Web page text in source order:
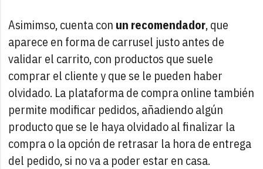
Asimimso, cuenta con un recomendador, que
aparece en forma de carrusel justo antes de
validar el carrito, con productos que suele
comprar el cliente y que se le pueden haber
olvidado. La plataforma de compra online también
permite modificar pedidos, añadiendo algún
producto que se le haya olvidado al finalizar la
compra o la opción de retrasar la hora de entrega
del pedido, si no va a poder estar en casa.